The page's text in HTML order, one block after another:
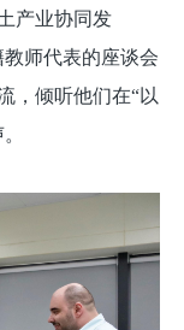
产业协同发
师代表的座谈会
，倾听他们在“以